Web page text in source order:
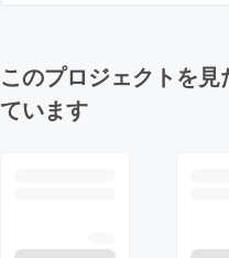
このプロジェクトを
ています